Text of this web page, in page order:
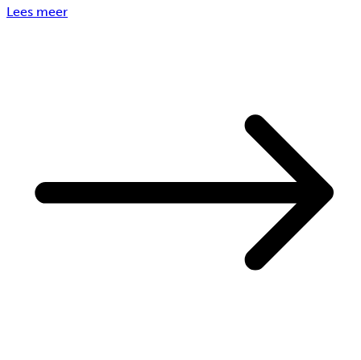
Lees meer